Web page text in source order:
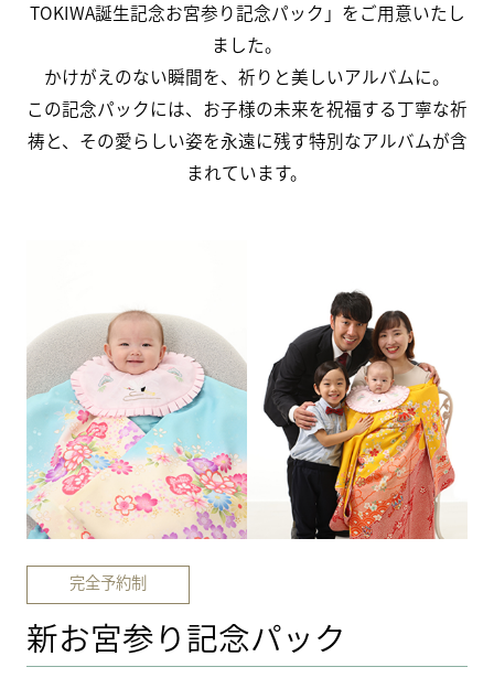
TOKIWA誕生記念お宮参り記念パック」をご用意いたし
ました。
かけがえのない瞬間を、祈りと美しいアルバムに。
この記念パックには、お子様の未来を祝福する丁寧な祈
祷と、その愛らしい姿を永遠に残す特別なアルバムが含
まれています。
完全予約制
新お宮参り記念パック